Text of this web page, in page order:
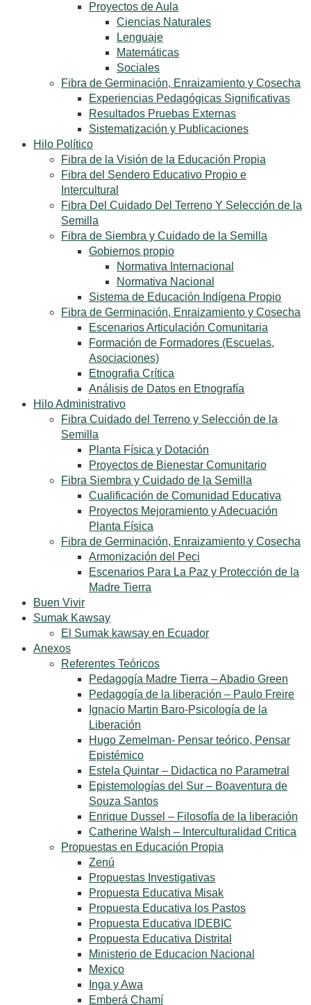
Proyectos de Aula
Ciencias Naturales
Lenguaje
Matemáticas
Sociales
Fibra de Germinación, Enraizamiento y Cosecha
Experiencias Pedagógicas Significativas
Resultados Pruebas Externas
Sistematización y Publicaciones
Hilo Político
Fibra de la Visión de la Educación Propia
Fibra del Sendero Educativo Propio e
Intercultural
Fibra Del Cuidado Del Terreno Y Selección de la
Semilla
Fibra de Siembra y Cuidado de la Semilla
Gobiernos propio
Normativa Internacional
Normativa Nacional
Sistema de Educación Indígena Propio
Fibra de Germinación, Enraizamiento y Cosecha
Escenarios Articulación Comunitaria
Formación de Formadores (Escuelas,
Asociaciones)
Etnografia Crítica
Análisis de Datos en Etnografía
Hilo Administrativo
Fibra Cuidado del Terreno y Selección de la
Semilla
Planta Física y Dotación
Proyectos de Bienestar Comunitario
Fibra Siembra y Cuidado de la Semilla
Cualificación de Comunidad Educativa
Proyectos Mejoramiento y Adecuación
Planta Física
Fibra de Germinación, Enraizamiento y Cosecha
Armonización del Peci
Escenarios Para La Paz y Protección de la
Madre Tierra
Buen Vivir
Sumak Kawsay
El Sumak kawsay en Ecuador
Anexos
Referentes Teóricos
Pedagogía Madre Tierra – Abadio Green
Pedagogía de la liberación – Paulo Freire
Ignacio Martin Baro-Psicología de la
Liberación
Hugo Zemelman- Pensar teórico, Pensar
Epistémico
Estela Quintar – Didactica no Parametral
Epistemologías del Sur – Boaventura de
Souza Santos
Enrique Dussel – Filosofía de la liberación
Catherine Walsh – Interculturalidad Critica
Propuestas en Educación Propia
Zenú
Propuestas Investigativas
Propuesta Educativa Misak
Propuesta Educativa los Pastos
Propuesta Educativa lDEBIC
Propuesta Educativa Distrital
Ministerio de Educacion Nacional
Mexico
Inga y Awa
Emberá Chamí